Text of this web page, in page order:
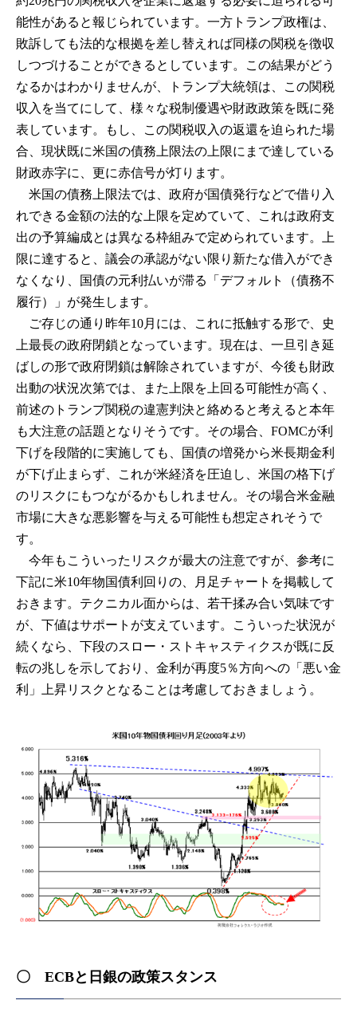
能性があると報じられています。一方トランプ政権は、
敗訴しても法的な根拠を差し替えれば同様の関税を徴収
しつづけることができるとしています。この結果がどう
なるかはわかりませんが、トランプ大統領は、この関税
収入を当てにして、様々な税制優遇や財政政策を既に発
表しています。もし、この関税収入の返還を迫られた場
合、現状既に米国の債務上限法の上限にまで達している
財政赤字に、更に赤信号が灯ります。
米国の債務上限法では、政府が国債発行などで借り入
れできる金額の法的な上限を定めていて、これは政府支
出の予算編成とは異なる枠組みで定められています。上
限に達すると、議会の承認がない限り新たな借入ができ
なくなり、国債の元利払いが滞る「デフォルト（債務不
履行）」が発生します。
ご存じの通り昨年10月には、これに抵触する形で、史
上最長の政府閉鎖となっています。現在は、一旦引き延
ばしの形で政府閉鎖は解除されていますが、今後も財政
出動の状況次第では、また上限を上回る可能性が高く、
前述のトランプ関税の違憲判決と絡めると考えると本年
も大注意の話題となりそうです。その場合、FOMCが利
下げを段階的に実施しても、国債の増発から米長期金利
が下げ止まらず、これが米経済を圧迫し、米国の格下げ
のリスクにもつながるかもしれません。その場合米金融
市場に大きな悪影響を与える可能性も想定されそうで
す。
今年もこういったリスクが最大の注意ですが、参考に
下記に米10年物国債利回りの、月足チャートを掲載して
おきます。テクニカル面からは、若干揉み合い気味です
が、下値はサポートが支えています。こういった状況が
続くなら、下段のスロー・ストキャスティクスが既に反
転の兆しを示しており、金利が再度5％方向への「悪い金
利」上昇リスクとなることは考慮しておきましょう。
〇 ECBと日銀の政策スタンス